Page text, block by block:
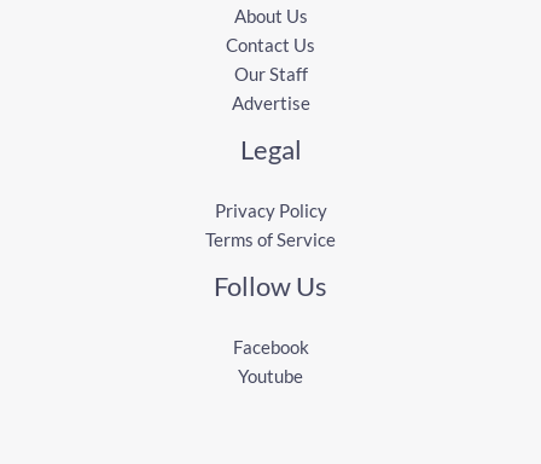
About Us
Contact Us
Our Staff
Advertise
Legal
Privacy Policy
Terms of Service
Follow Us
Facebook
Youtube